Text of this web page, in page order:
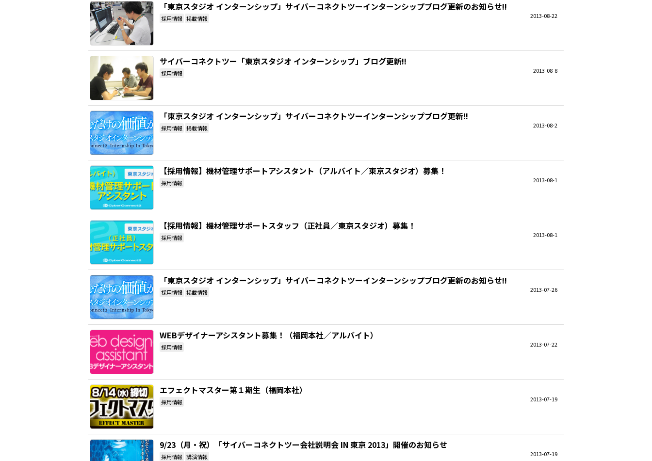
「東京スタジオ インターンシップ」サイバーコネクトツーインターンシップブログ更新のお知らせ!!
2013-08-22
採用情報 掲載情報
サイバーコネクトツー「東京スタジオ インターンシップ」ブログ更新!!
2013-08-8
採用情報
「東京スタジオ インターンシップ」サイバーコネクトツーインターンシップブログ更新!!
2013-08-2
採用情報 掲載情報
【採用情報】機材管理サポートアシスタント（アルバイト／東京スタジオ）募集！
2013-08-1
採用情報
【採用情報】機材管理サポートスタッフ（正社員／東京スタジオ）募集！
2013-08-1
採用情報
「東京スタジオ インターンシップ」サイバーコネクトツーインターンシップブログ更新のお知らせ!!
2013-07-26
採用情報 掲載情報
WEBデザイナーアシスタント募集！（福岡本社／アルバイト）
2013-07-22
採用情報
エフェクトマスター第１期生（福岡本社）
2013-07-19
採用情報
9/23（月・祝）「サイバーコネクトツー会社説明会 IN 東京 2013」開催のお知らせ
2013-07-19
採用情報 講演情報